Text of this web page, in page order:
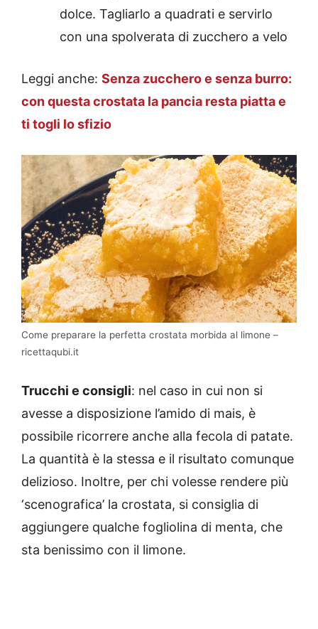
dolce. Tagliarlo a quadrati e servirlo
con una spolverata di zucchero a velo
Leggi anche: Senza zucchero e senza burro:
con questa crostata la pancia resta piatta e
ti togli lo sfizio
Come preparare la perfetta crostata morbida al limone –
ricettaqubi.it
Trucchi e consigli: nel caso in cui non si
avesse a disposizione l’amido di mais, è
possibile ricorrere anche alla fecola di patate.
La quantità è la stessa e il risultato comunque
delizioso. Inoltre, per chi volesse rendere più
‘scenografica’ la crostata, si consiglia di
aggiungere qualche fogliolina di menta, che
sta benissimo con il limone.